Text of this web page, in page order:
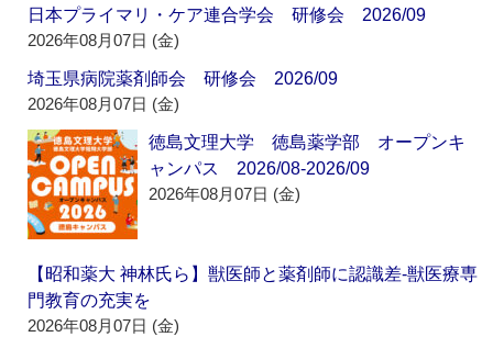
日本プライマリ・ケア連合学会 研修会 2026/09
2026年08月07日 (金)
埼玉県病院薬剤師会 研修会 2026/09
2026年08月07日 (金)
徳島文理大学 徳島薬学部 オープンキ
ャンパス 2026/08-2026/09
2026年08月07日 (金)
【昭和薬大 神林氏ら】獣医師と薬剤師に認識差‐獣医療専
門教育の充実を
2026年08月07日 (金)